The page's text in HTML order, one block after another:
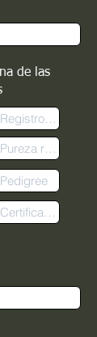
de las